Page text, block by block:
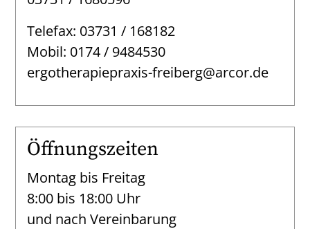
Telefax: 03731 / 168182
Mobil: 0174 / 9484530
ergotherapiepraxis-freiberg@arcor.de
Öffnungszeiten
Montag bis Freitag
8:00 bis 18:00 Uhr
und nach Vereinbarung